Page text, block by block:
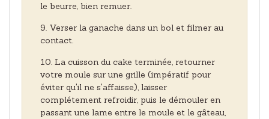
le beurre, bien remuer.
Verser la ganache dans un bol et filmer au
contact.
La cuisson du cake terminée, retourner
votre moule sur une grille (impératif pour
éviter qu'il ne s'affaisse), laisser
complétement refroidir, puis le démouler en
passant une lame entre le moule et le gâteau,